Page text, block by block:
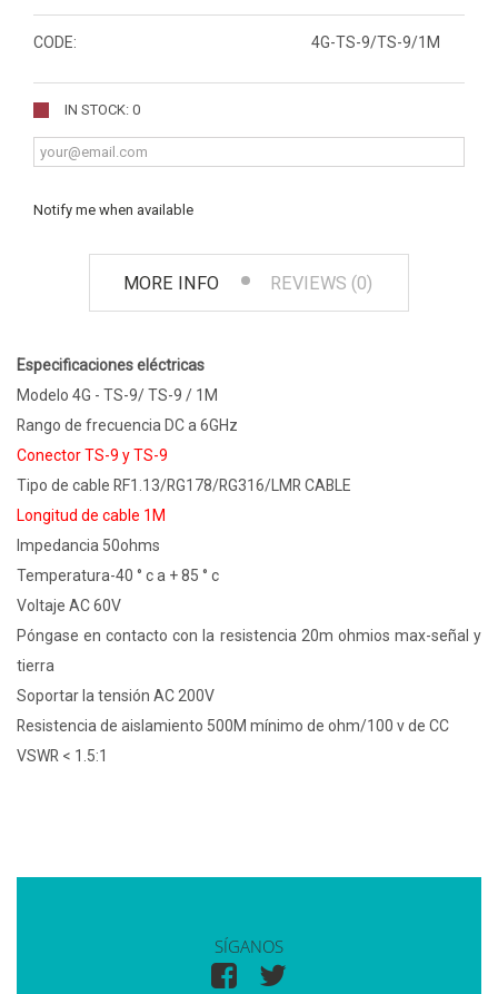
CODE: 4G-TS-9/TS-9/1M
IN STOCK: 0
Notify me when available
MORE INFO REVIEWS (0)
Especificaciones eléctricas
Modelo 4G - TS-9/ TS-9 / 1M
Rango de frecuencia DC a 6GHz
Conector TS-9 y TS-9
Tipo de cable RF1.13/RG178/RG316/LMR CABLE
Longitud de cable 1M
Impedancia 50ohms
Temperatura-40 ° c a + 85 ° c
Voltaje AC 60V
Póngase en contacto con la resistencia 20m ohmios max-señal y
tierra
Soportar la tensión AC 200V
Resistencia de aislamiento 500M mínimo de ohm/100 v de CC
VSWR < 1.5:1
SÍGANOS